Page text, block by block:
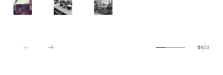
0103